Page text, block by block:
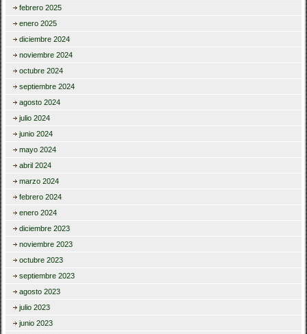
febrero 2025
enero 2025
diciembre 2024
noviembre 2024
octubre 2024
septiembre 2024
agosto 2024
julio 2024
junio 2024
mayo 2024
abril 2024
marzo 2024
febrero 2024
enero 2024
diciembre 2023
noviembre 2023
octubre 2023
septiembre 2023
agosto 2023
julio 2023
junio 2023